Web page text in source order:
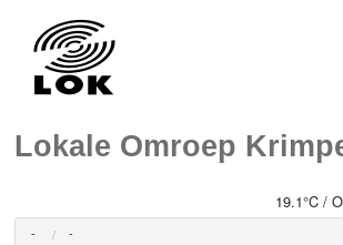
Lokale Omroep
19.1°C /
- -